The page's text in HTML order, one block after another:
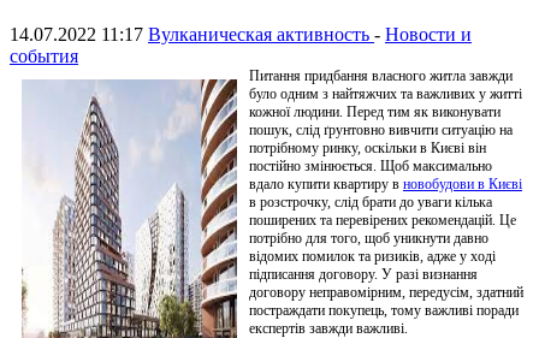
14.07.2022 11:17 Вулканическая активность - Новости и
события
Питання придбання власного житла завжди
було одним з найтяжчих та важливих у житті
кожної людини. Перед тим як виконувати
пошук, слід ґрунтовно вивчити ситуацію на
потрібному ринку, оскільки в Києві він
постійно змінюється. Щоб максимально
вдало купити квартиру в новобудови в Києві
в розстрочку, слід брати до уваги кілька
поширених та перевірених рекомендацій. Це
потрібно для того, щоб уникнути давно
відомих помилок та ризиків, адже у ході
підписання договору. У разі визнання
договору неправомірним, передусім, здатний
постраждати покупець, тому важливі поради
експертів завжди важливі.